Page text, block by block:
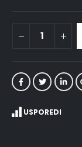
USPOREDI